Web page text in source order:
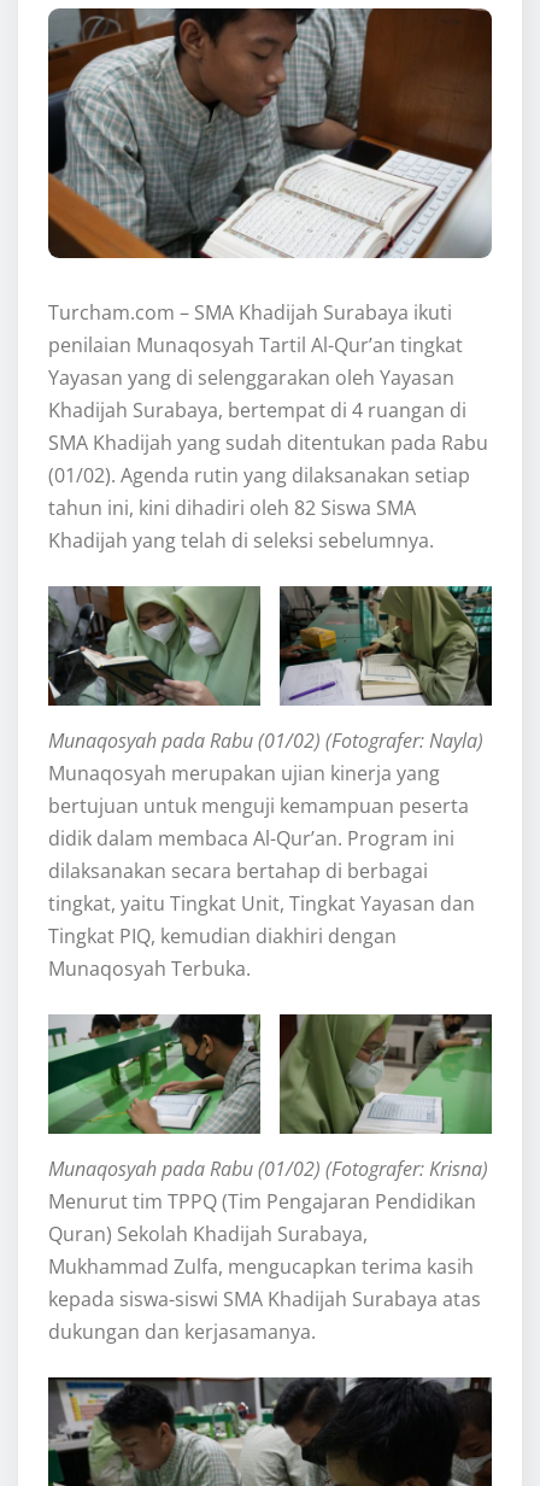
Turcham.com – SMA Khadijah Surabaya ikuti
penilaian Munaqosyah Tartil Al-Qur’an tingkat
Yayasan yang di selenggarakan oleh Yayasan
Khadijah Surabaya, bertempat di 4 ruangan di
SMA Khadijah yang sudah ditentukan pada Rabu
(01/02). Agenda rutin yang dilaksanakan setiap
tahun ini, kini dihadiri oleh 82 Siswa SMA
Khadijah yang telah di seleksi sebelumnya.
Munaqosyah pada Rabu (01/02) (Fotografer: Nayla)
Munaqosyah merupakan ujian kinerja yang
bertujuan untuk menguji kemampuan peserta
didik dalam membaca Al-Qur’an. Program ini
dilaksanakan secara bertahap di berbagai
tingkat, yaitu Tingkat Unit, Tingkat Yayasan dan
Tingkat PIQ, kemudian diakhiri dengan
Munaqosyah Terbuka.
Munaqosyah pada Rabu (01/02) (Fotografer: Krisna)
Menurut tim TPPQ (Tim Pengajaran Pendidikan
Quran) Sekolah Khadijah Surabaya,
Mukhammad Zulfa, mengucapkan terima kasih
kepada siswa-siswi SMA Khadijah Surabaya atas
dukungan dan kerjasamanya.